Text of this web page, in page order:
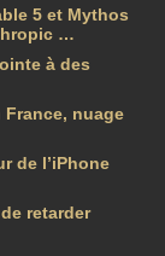
5 et Mythos
…
à des
France, nuage
de l’iPhone
retarder